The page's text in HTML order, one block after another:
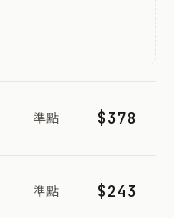
準點 $378
準點 $243